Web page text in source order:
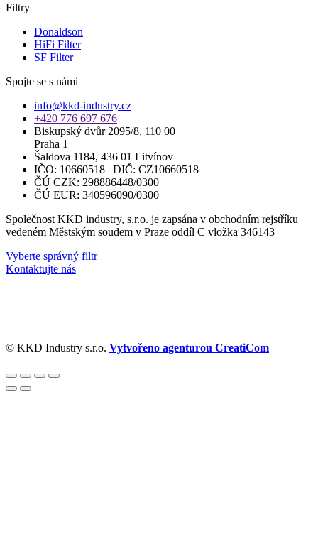
Filtry
Donaldson
HiFi Filter
SF Filter
Spojte se s námi
info@kkd-industry.cz
+420 776 697 676
Biskupský dvůr 2095/8, 110 00
Praha 1
Šaldova 1184, 436 01 Litvínov
IČO: 10660518 | DIČ: CZ10660518
ČÚ CZK: 298886448/0300
ČÚ EUR: 340596090/0300
Společnost KKD industry, s.r.o. je zapsána v obchodním rejstříku
vedeném Městským soudem v Praze oddíl C vložka 346143
Vyberte správný filtr
Kontaktujte nás
© KKD Industry s.r.o. Vytvořeno agenturou CreatiCom